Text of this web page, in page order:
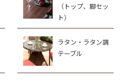
（トップ、脚セッ
ト）
ラタン・ラタン調
テーブル